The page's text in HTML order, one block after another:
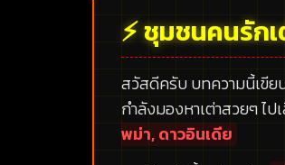
⚡ ชุมชนคนรัก
สวัสดีครับ บทความนี้เขีย
กำลังมองหาเต่าสวยๆ ไ
พม่า, ดาวอินเดีย